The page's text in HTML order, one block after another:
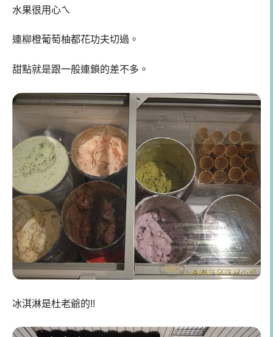
水果很用心ㄟ
連柳橙葡萄柚都花功夫切過。
甜點就是跟一般連鎖的差不多。
冰淇淋是杜老爺的!!